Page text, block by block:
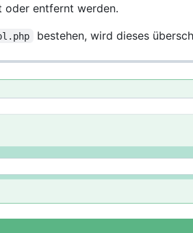
oder entfernt werden.
bestehen, wird dieses